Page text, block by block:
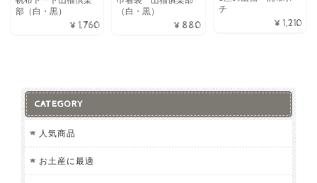
部（白・黒）
¥1,760
（白・黒）
¥880
チ
¥1,210
CATEGORY
人気商品
お土産に最適